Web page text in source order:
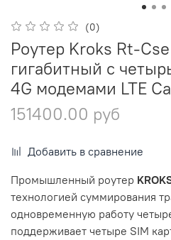
(0)
Роутер Kroks Rt-
гигабитный с
4G модемами LTE
151400.00 руб
Добавить в сравнение
Промышленный роутер
технологией суммирования
одновременную работу
поддерживает четыре SIM